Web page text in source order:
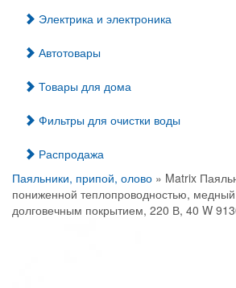
Электрика и электроника
Автотовары
Товары для дома
Фильтры для очистки воды
Распродажа
Паяльники, припой, олово » Matrix
пониженной теплопроводностью, медный
долговечным покрытием, 220 В, 40 W